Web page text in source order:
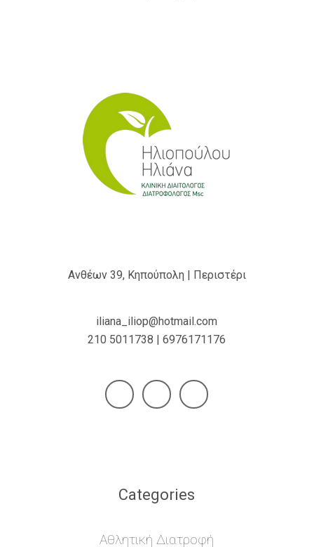
Ανθέων 39, Κηπούπολη | Περιστέρι
iliana_iliop@hotmail.com
210 5011738 | 6976171176
Categories
Αθλητική Διατροφή